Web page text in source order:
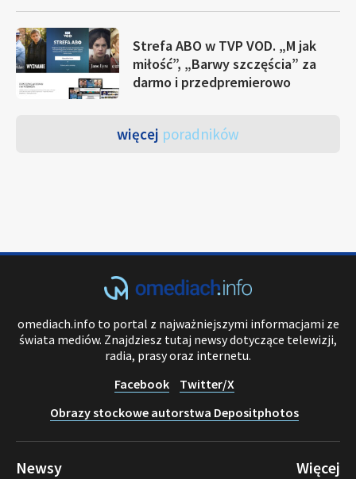
Strefa ABO w TVP VOD. „M jak
miłość”, „Barwy szczęścia” za
darmo i przedpremierowo
więcej poradników
omediach.info to portal z najważniejszymi informacjami ze
świata mediów. Znajdziesz tutaj newsy dotyczące telewizji,
radia, prasy oraz internetu.
Facebook
Twitter/X
Obrazy stockowe autorstwa Depositphotos
Newsy Więcej